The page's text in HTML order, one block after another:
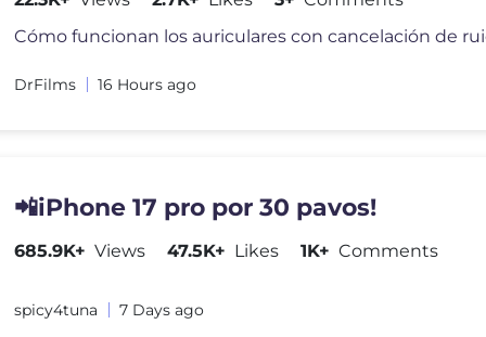
Cómo funcionan los auriculares con cancelación de
DrFilms 16 Hours ago
📲iPhone 17 pro por 30 pavos!
685.9K+ Views 47.5K+ Likes 1K+ Comments
spicy4tuna 7 Days ago